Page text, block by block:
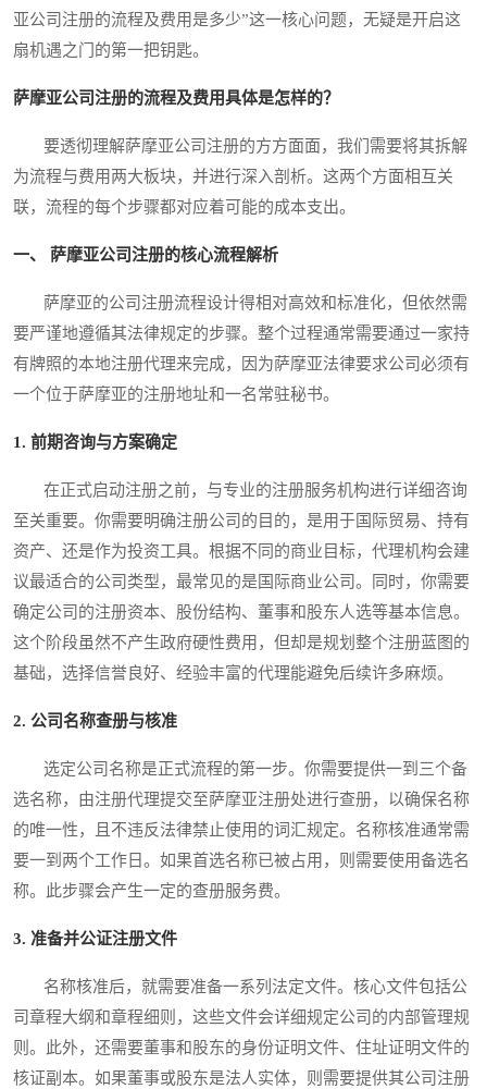
亚公司注册的流程及费用是多少”这一核心问题，无疑是开启这
扇机遇之门的第一把钥匙。
萨摩亚公司注册的流程及费用具体是怎样的？
要透彻理解萨摩亚公司注册的方方面面，我们需要将其拆解
为流程与费用两大板块，并进行深入剖析。这两个方面相互关
联，流程的每个步骤都对应着可能的成本支出。
一、 萨摩亚公司注册的核心流程解析
萨摩亚的公司注册流程设计得相对高效和标准化，但依然需
要严谨地遵循其法律规定的步骤。整个过程通常需要通过一家持
有牌照的本地注册代理来完成，因为萨摩亚法律要求公司必须有
一个位于萨摩亚的注册地址和一名常驻秘书。
1. 前期咨询与方案确定
在正式启动注册之前，与专业的注册服务机构进行详细咨询
至关重要。你需要明确注册公司的目的，是用于国际贸易、持有
资产、还是作为投资工具。根据不同的商业目标，代理机构会建
议最适合的公司类型，最常见的是国际商业公司。同时，你需要
确定公司的注册资本、股份结构、董事和股东人选等基本信息。
这个阶段虽然不产生政府硬性费用，但却是规划整个注册蓝图的
基础，选择信誉良好、经验丰富的代理能避免后续许多麻烦。
2. 公司名称查册与核准
选定公司名称是正式流程的第一步。你需要提供一到三个备
选名称，由注册代理提交至萨摩亚注册处进行查册，以确保名称
的唯一性，且不违反法律禁止使用的词汇规定。名称核准通常需
要一到两个工作日。如果首选名称已被占用，则需要使用备选名
称。此步骤会产生一定的查册服务费。
3. 准备并公证注册文件
名称核准后，就需要准备一系列法定文件。核心文件包括公
司章程大纲和章程细则，这些文件会详细规定公司的内部管理规
则。此外，还需要董事和股东的身份证明文件、住址证明文件的
核证副本。如果董事或股东是法人实体，则需要提供其公司注册